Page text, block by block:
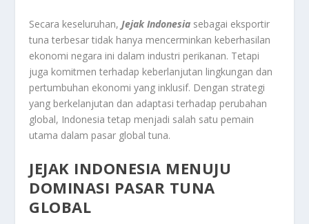
Secara keseluruhan, Jejak Indonesia sebagai eksportir
tuna terbesar tidak hanya mencerminkan keberhasilan
ekonomi negara ini dalam industri perikanan. Tetapi
juga komitmen terhadap keberlanjutan lingkungan dan
pertumbuhan ekonomi yang inklusif. Dengan strategi
yang berkelanjutan dan adaptasi terhadap perubahan
global, Indonesia tetap menjadi salah satu pemain
utama dalam pasar global tuna.
JEJAK INDONESIA MENUJU
DOMINASI PASAR TUNA
GLOBAL